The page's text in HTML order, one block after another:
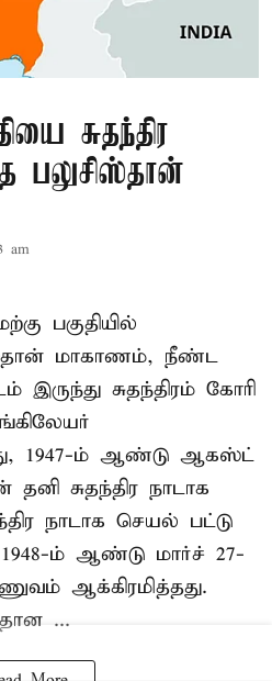
சுதந்திர
பலுசிஸ்தான்
am
பகுதியில்
மாகாணம், நீண்ட
இருந்து சுதந்திரம் கோரி
1947-ம் ஆண்டு ஆகஸ்ட்
தனி சுதந்திர நாடாக
நாடாக செயல் பட்டு
ம் ஆண்டு மார்ச் 27-
ஆக்கிரமித்தது.
...